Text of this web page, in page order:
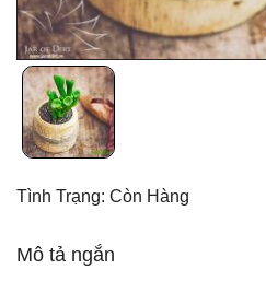
Tình Trạng: Còn Hàng
Mô tả ngắn